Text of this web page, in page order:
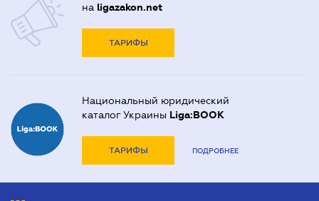
на ligazakon.net
ТАРИФЫ
Национальный юридический
каталог Украины Liga:BOOK
ТАРИФЫ ПОДРОБНЕЕ